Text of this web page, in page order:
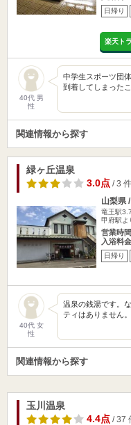
日帰り
楽天ト
40代 男
性
中学生スポーツ団
到着してしまった
関連情報から探す
緑ヶ丘温泉
3.0点/ 3 件
山梨県
竜王駅
甲府駅よ
営業時
入浴料
日帰り
40代 女
性
温泉の銭湯です。
ティはありません
関連情報から探す
玉川温泉
4.4点/ 37